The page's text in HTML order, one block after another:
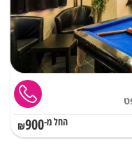
החל מ-₪900